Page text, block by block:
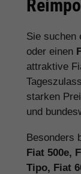
Sie suchen
oder einen
attraktive
starken
und
Besonders
Fiat 500e,
Tipo, Fiat